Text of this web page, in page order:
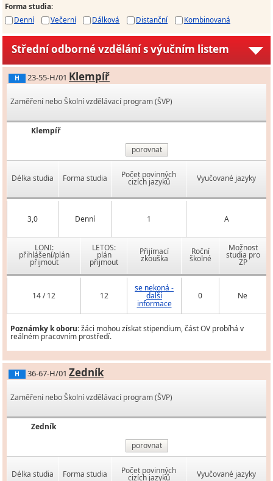
Forma studia:
Denní
Večerní Dálková Distanční Kombinovaná
Střední odborné vzdělání s výučním listem
H 23-55-H/01 Klempíř
Zaměření nebo Školní vzdělávací program (ŠVP)
Klempíř
porovnat
Délka studia Forma studia Počet povinných
cizích jazyků Vyučované jazyky
3,0 Denní 1 A
LONI:
přihlášení/plán
přijmout
LETOS:
plán
přijmout
Přijímací
zkouška
Roční
školné
Možnost
studia pro
ZP
14 / 12 12
se nekoná -
další
informace
0 Ne
Poznámky k oboru:žáci mohou získat stipendium, část OV probíhá v
reálném pracovním prostředí.
H 36-67-H/01 Zedník
Zaměření nebo Školní vzdělávací program (ŠVP)
Zedník
porovnat
Délka studia Forma studia Počet povinných
cizích jazyků Vyučované jazyky